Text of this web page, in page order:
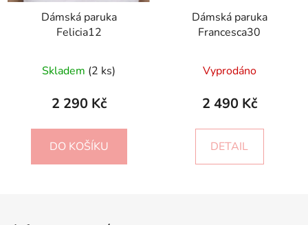
Dámská paruka
Felicia12
Skladem (2 ks)
2 290 Kč
DO KOŠÍKU
Dámská paruka
Francesca30
Vyprodáno
2 490 Kč
DETAIL